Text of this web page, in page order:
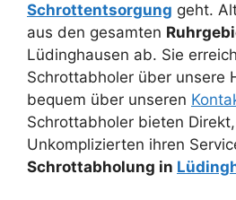
Schrottentsorgung geht.
aus den gesamten
Lüdinghausen ab. Sie
Schrottabholer über unsere
bequem über unseren
Schrottabholer bieten
Unkomplizierten ihren
Schrottabholung in